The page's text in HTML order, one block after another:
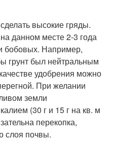
высокие гряды.
данном месте 2-3 года
бобовых. Например,
грунт был нейтральным
удобрения можно
При желании
земли
(30 г и 15 г на кв. м
перекопка,
слоя почвы.